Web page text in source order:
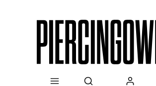
Otwórz wyszukiwarkę